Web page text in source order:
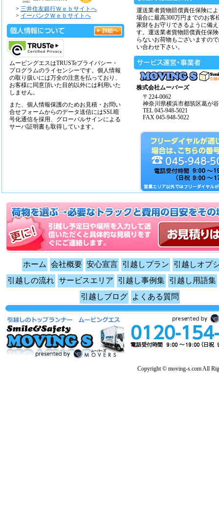
> 三井住友銀行Ｗｅｂサイトへ
> イーバンクＷｅｂサイトへ
ムービングエスはTRUSTeプライバシー・
プログラムのライセンシーです。個人情報
の取り扱いには万全の注意を払っており、
お客様に同意頂いた目的以外には利用いた
しません。
また、個人情報保護のためお見積・お問い
合せフォームからのデータ送信にはSSL暗
号化通信を採用、グローバルサインによる
サーバ証明書も取得しています。
運送業者貨物賠償責任保険に
場合に最高300万円までのお客
家財をお守りできるように備
す。運送業者貨物賠償責任保
らないお荷物もございますの
い合わせ下さい。
株式会社ムーバーズ
〒224-0062
神奈川県横浜市都筑区葛が
TEL 045-948-5021
FAX 045-948-5022
ホーム 会社概要 安心宣言 引越しプラン
引越しオプ
引越しの流れ サービスエリア 引越し事例集 引越し用語集
引越しブログ
よくある質問
Copyright © moving-s.com All